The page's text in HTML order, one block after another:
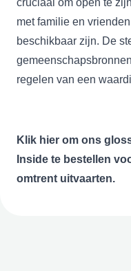
cruciaal om open te
met familie en
beschikbaar zijn. De
regelen van een
Klik hier om ons
Inside te bestellen
omtrent uitvaarten.